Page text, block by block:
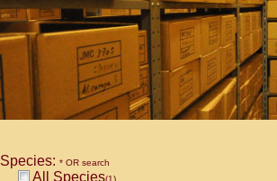
Species: * OR search
All Species(1)